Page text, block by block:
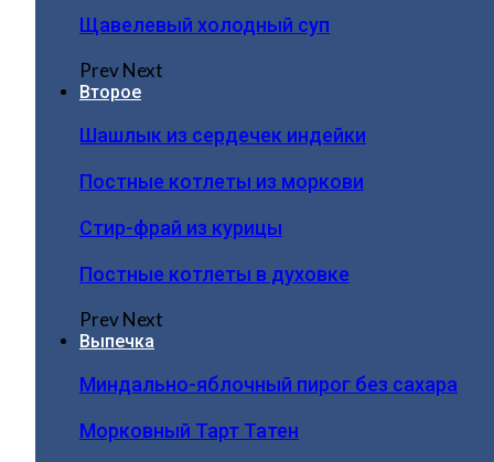
Щавелевый холодный суп
PrevNext
Второе
Шашлык из сердечек индейки
Постные котлеты из моркови
Стир-фрай из курицы
Постные котлеты в духовке
PrevNext
Выпечка
Миндально-яблочный пирог без сахара
Морковный Тарт Татен